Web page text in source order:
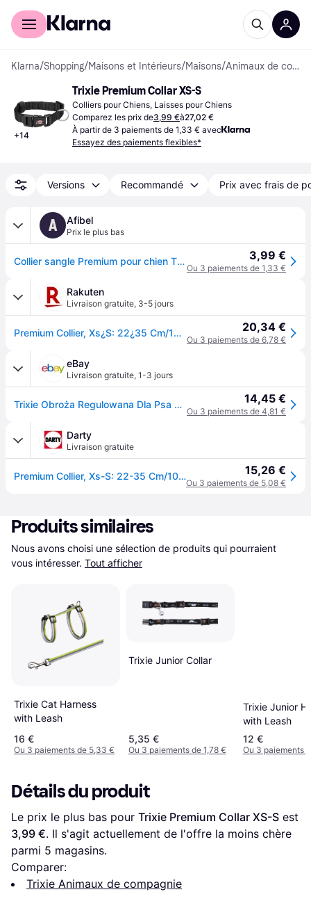
Acheter avec Klarna
Klarna/Shopping/Maisons et Intérieurs/Maisons/ Animaux de compagnie
+14
Trixie Premium Collar XS-S
Colliers pour Chiens, Laisses pour Chiens
Comparez les prix de3,99 €à27,02 €
À partir de 3 paiements de 1,33 € avec
Essayez des paiements flexibles*
Versions Recommandé Prix avec frais de
A Afibel
Prix le plus bas
Collier sangle Premium pour chien TRIXIE - TRX-201401 - Rouge - Polyester - Taille : XS-S 3,99 €
Ou 3 paiements de 1,33 €
Rakuten
Livraison gratuite, 3-5 jours
Premium Collier, Xs¿S: 22¿35 Cm/10 Mm, Noir - 20141 20,34 €
Ou 3 paiements de 6,78 €
eBay
Livraison gratuite, 1-3 jours
Trixie Obroża Regulowana Dla Psa 22-35cm/10mm Czarna Xs/s 14,45 €
Ou 3 paiements de 4,81 €
Darty
Livraison gratuite
Premium Collier, Xs-S: 22-35 Cm/10 Mm, Bleu - Mon Animalerie 15,26 €
Ou 3 paiements de 5,08 €
Produits similaires
Nous avons choisi une sélection de produits qui pourraient
vous intéresser. Tout afficher
Trixie Cat Harness
with Leash
16 €
Ou 3 paiements de 5,33 €
Trixie Junior Collar
5,35 €
Ou 3 paiements de 1,78 €
Trixie Junior
with Leash
12 €
Ou 3 paiements
Détails du produit
Le prix le plus bas pour Trixie Premium Collar XS-S
3,99 €. Il s'agit actuellement de l'offre la moins chère
parmi 5 magasins.
Comparer:
Trixie Animaux de compagnie